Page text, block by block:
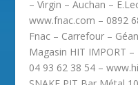
– Virgin – Auchan –
www.fnac.com – 0892
Fnac – Carrefour –
Magasin HIT IMPORT
04 93 62 38 54 –